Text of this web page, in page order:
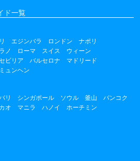
ド一覧
エジンバラ ロンドン
ナポリ
ノ ローマ スイス
ウィーン
ビリア バルセロナ
マドリード
ミュンヘン
リ シンガポール ソウル 釜山
バンコク
オ マニラ ハノイ
ホーチミン